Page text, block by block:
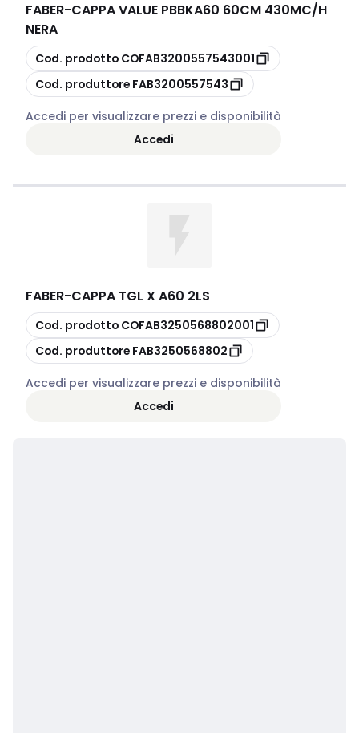
FABER-CAPPA VALUE PBBKA60 60CM 430MC/H
NERA
copia
Cod. prodotto COFAB3200557543001
copia
Cod. produttore FAB3200557543
Accedi per visualizzare prezzi e disponibilità
Accedi
FABER-CAPPA TGL X A60 2LS
copia
Cod. prodotto COFAB3250568802001
copia
Cod. produttore FAB3250568802
Accedi per visualizzare prezzi e disponibilità
Accedi